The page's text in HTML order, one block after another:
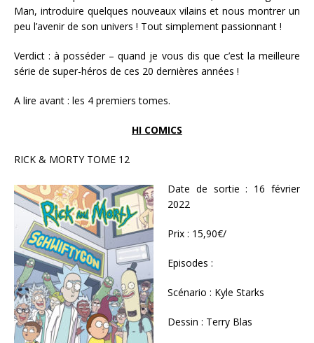
Man, introduire quelques nouveaux vilains et nous montrer un
peu l’avenir de son univers ! Tout simplement passionnant !
Verdict : à posséder – quand je vous dis que c’est la meilleure
série de super-héros de ces 20 dernières années !
A lire avant : les 4 premiers tomes.
HI COMICS
RICK & MORTY TOME 12
Date de sortie : 16 février
2022
Prix : 15,90€/
Episodes :
Scénario : Kyle Starks
Dessin : Terry Blas